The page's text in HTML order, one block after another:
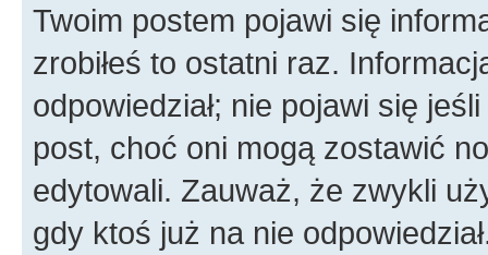
Twoim postem pojawi się
zrobiłeś to ostatni raz.
odpowiedział; nie pojawi się
post, choć oni mogą zostawić
edytowali. Zauważ, że zwykli
gdy ktoś już na nie